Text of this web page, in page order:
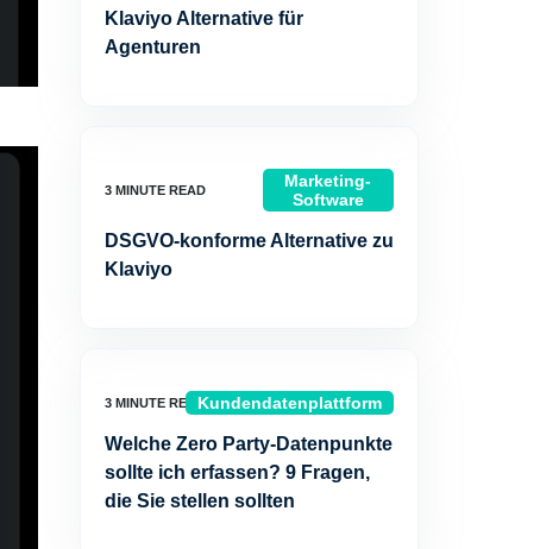
Klaviyo Alternative für
Agenturen
Marketing-
Software
DSGVO-konforme Alternative zu
Klaviyo
Kundendatenplattform
Welche Zero Party-Datenpunkte
sollte ich erfassen? 9 Fragen,
die Sie stellen sollten